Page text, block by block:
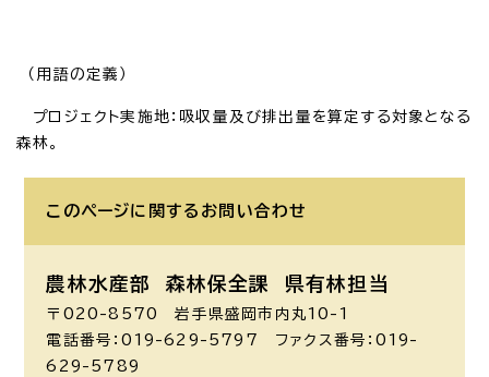
（用語の定義）
プロジェクト実施地：吸収量及び排出量を算定する対象となる
森林。
このページに関する お問い合わせ
農林水産部 森林保全課 県有林担当
〒020-8570 岩手県盛岡市内丸10-1
電話番号：019-629-5797 ファクス番号：019-
629-5789